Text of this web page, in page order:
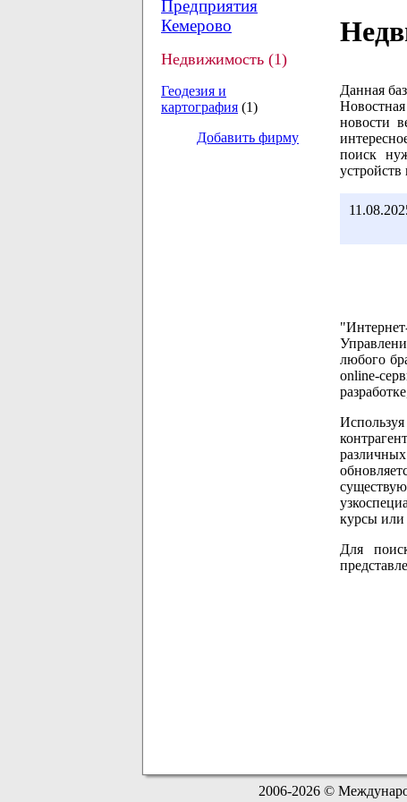
Предприятия
Кемерово
Недвижимость (1)
Геодезия и
картография (1)
Добавить фирму
Данная
новости
поиск
устройств
любого
online-
курсы или
Для
2006-2026 ©